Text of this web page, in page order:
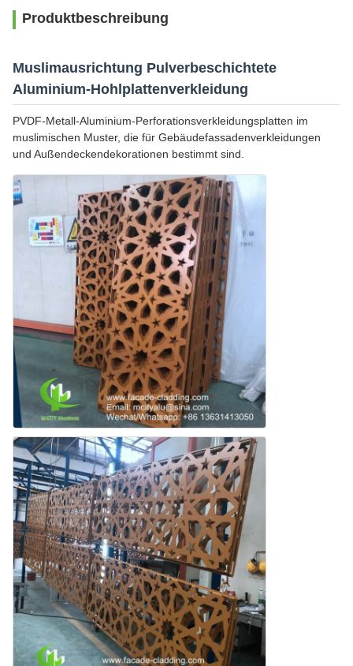
Produktbeschreibung
Muslimausrichtung Pulverbeschichtete
Aluminium-Hohlplattenverkleidung
PVDF-Metall-Aluminium-Perforationsverkleidungsplatten im
muslimischen Muster, die für Gebäudefassadenverkleidungen
und Außendeckendekorationen bestimmt sind.